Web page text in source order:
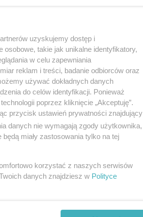
bez
mammografia
jest jednym z
wykrycie
Polecane
uzyskujemy dostęp i
takie jak unikalne identyfikatory,
w celu zapewniania
reklam i treści, badanie odbiorców oraz
używać dokładnych danych
do celów identyfikacji. Ponieważ
poprzez kliknięcie „Akceptuję”.
przycisk ustawień prywatności znajdujący
danych nie wymagają zgody użytkownika,
miały zastosowania tylko na tej
korzystać z naszych serwisów
danych znajdziesz w Polityce